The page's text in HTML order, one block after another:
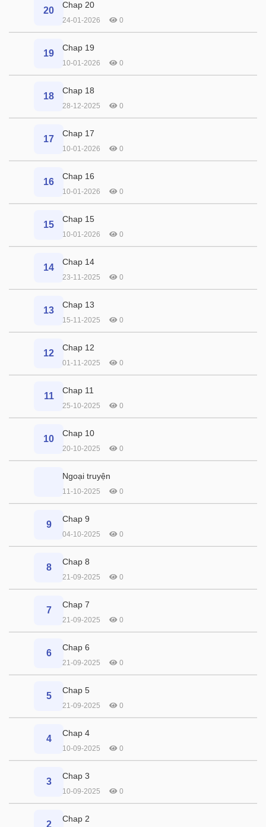
20
Chap 20
24-01-2026 0
19
Chap 19
10-01-2026 0
18
Chap 18
28-12-2025 0
17
Chap 17
10-01-2026 0
16
Chap 16
10-01-2026 0
15
Chap 15
10-01-2026 0
14
Chap 14
23-11-2025 0
13
Chap 13
15-11-2025 0
12
Chap 12
01-11-2025 0
11
Chap 11
25-10-2025 0
10
Chap 10
20-10-2025 0
Ngoại truyện
11-10-2025 0
9
Chap 9
04-10-2025 0
8
Chap 8
21-09-2025 0
7
Chap 7
21-09-2025 0
6
Chap 6
21-09-2025 0
5
Chap 5
21-09-2025 0
4
Chap 4
10-09-2025 0
3
Chap 3
10-09-2025 0
2
Chap 2